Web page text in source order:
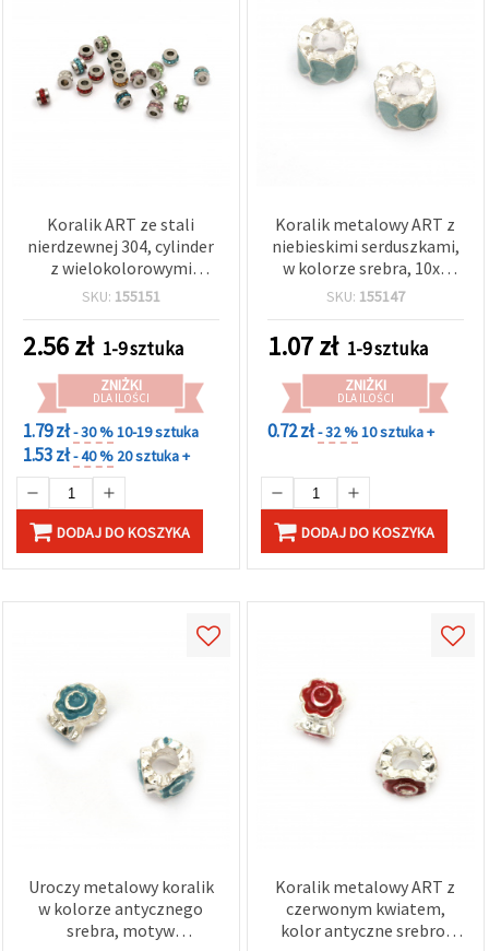
Koralik ART ze stali
nierdzewnej 304, cylinder
z wielokolorowymi
kryształkami, kolor
SKU: 155151
2.56zł 1-9 sztuka
ZNIŻKI
DLA ILOŚCI
1.79 zł- 30 %10-19 sztuka
1.53 zł- 40 % 20 sztuka +
DODAJ DO KOSZYKA
Koralik metalowy ART z
niebieskimi serduszkami,
w kolorze srebra, 10x6
mm, otwór 5 mm
SKU: 155147
1.07zł 1-9 sztuka
ZNIŻKI
DLA ILOŚCI
0.72 zł- 32 %10 sztuka +
DODAJ DO KOSZYKA
Uroczy metalowy koralik
w kolorze antycznego
srebra, motyw
Koralik metalowy ART z
czerwonym kwiatem,
kolor antyczne srebro,